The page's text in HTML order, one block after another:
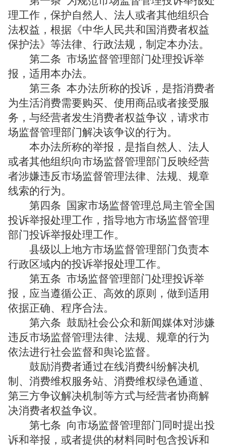
理工作，保护自然人、法人或者其他组织合
法权益，根据《中华人民共和国消费者权益
保护法》等法律、行政法规，制定本办法。
第二条 市场监督管理部门处理投诉举
报，适用本办法。
第三条 本办法所称的投诉，是指消费者
为生活消费需要购买、使用商品或者接受服
务，与经营者发生消费者权益争议，请求市
场监督管理部门解决该争议的行为。
本办法所称的举报，是指自然人、法人
或者其他组织向市场监督管理部门反映经营
者涉嫌违反市场监督管理法律、法规、规章
线索的行为。
第四条
国家市场监督管理总局主管全国
投诉举报处理工作，指导地方市场监督管理
部门投诉举报处理工作。
县级以上地方市场监督管理部门负责本
行政区域内的投诉举报处理工作。
第五条 市场监督管理部门处理投诉举
报，应当遵循公正、高效的原则，做到适用
依据正确、程序合法。
第六条 鼓励社会公众和新闻媒体对涉嫌
违反市场监督管理法律、法规、规章的行为
依法进行社会监督和舆论监督。
鼓励消费者通过在线消费纠纷解决机
制、消费维权服务站、消费维权绿色通道、
第三方争议解决机制等方式与经营者协商解
决消费者权益争议。
第七条 向市场监督管理部门同时提出投
诉和举报，或者提供的材料同时包含投诉和